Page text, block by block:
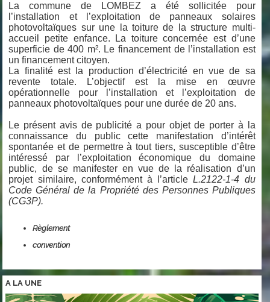
La commune de LOMBEZ a été sollicitée pour
l’installation et l’exploitation de panneaux solaires
photovoltaïques sur une la toiture de la structure multi-
accueil petite enfance. La toiture concernée est d’une
superficie de 400 m². Le financement de l’installation est
un financement citoyen.
La finalité est la production d’électricité en vue de sa
revente totale. L’objectif est la mise en œuvre
opérationnelle pour l’installation et l’exploitation de
panneaux photovoltaïques pour une durée de 20 ans.
Le présent avis de publicité a pour objet de porter à la
connaissance du public cette manifestation d’intérêt
spontanée et de permettre à tout tiers, susceptible d’être
intéressé par l’exploitation économique du domaine
public, de se manifester en vue de la réalisation d’un
projet similaire, conformément à l’articleL.2122-1-4 du
Code Général de la Propriété des Personnes Publiques
(CG3P).
Règlement
convention
A LA UNE